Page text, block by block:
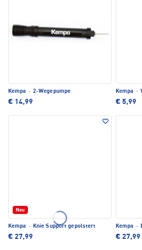
Kempa · 2-Wegepumpe
€ 14,99
Kempa ·
€ 5,99
Neu
Kempa · Knie Support gepolstert
€ 27,99
Kempa ·
€ 27,99